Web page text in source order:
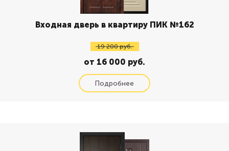
Входная дверь в квартиру ПИК №162
19 200 руб.
от 16 000 руб.